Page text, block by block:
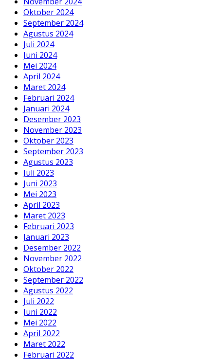
Oktober 2024
September 2024
Agustus 2024
Juli 2024
Juni 2024
Mei 2024
April 2024
Maret 2024
Februari 2024
Januari 2024
Desember 2023
November 2023
Oktober 2023
September 2023
Agustus 2023
Juli 2023
Juni 2023
Mei 2023
April 2023
Maret 2023
Februari 2023
Januari 2023
Desember 2022
November 2022
Oktober 2022
September 2022
Agustus 2022
Juli 2022
Juni 2022
Mei 2022
April 2022
Maret 2022
Februari 2022